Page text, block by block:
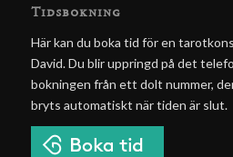
Tidsbokning
Här kan du boka tid för en
David. Du blir uppringd på det
bokningen från ett dolt nummer,
bryts automatiskt när tiden är slut.